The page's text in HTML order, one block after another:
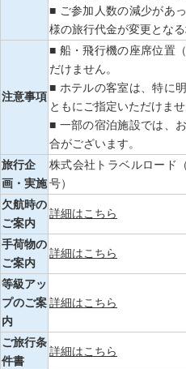
■ ご参加人数の減少があ
様の旅行代金が変更となる
注意事項
■ 船・飛行機の座席位置
だけません。
■ ホテルの客室は、特に
ともにご指定いただけませ
■ 一部の宿泊施設では、
合がございます。
旅行企
画・実施
株式会社トラベルロード
号）
欠航時の
ご案内
詳細はこちら
手荷物の
ご案内
詳細はこちら
等級アッ
プのご案
内
詳細はこちら
ご旅行条
件書
詳細はこちら